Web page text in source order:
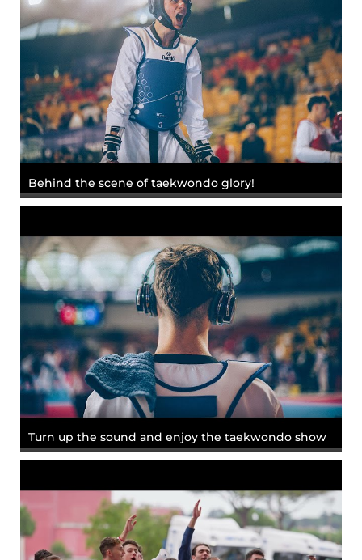
Behind the scene of taekwondo glory!
Turn up the sound and enjoy the taekwondo show